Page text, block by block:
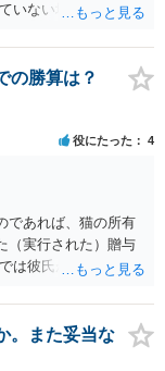
いない場合には，彼
の勝算は？
役にたった 4
であれば、猫の所有
（実行された）贈与
は彼氏が勝つことは
士に面談相談する方
等出してもらうほう
。また妥当な